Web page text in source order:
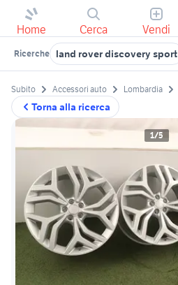
Home Cerca Vendi
Ricerche land rover discovery sport
Torna alla ricerca
Subito Accessori auto Lombardia
1/5